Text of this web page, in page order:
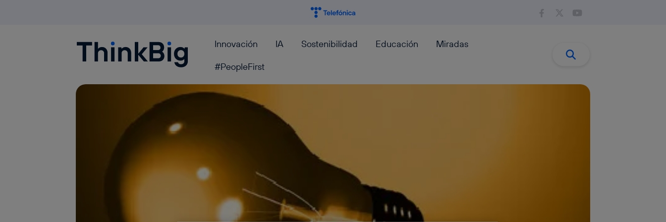
Blogthinkbig.com Innovación IA Sostenibilidad Educación
Miradas
#PeopleFirst
Buscar